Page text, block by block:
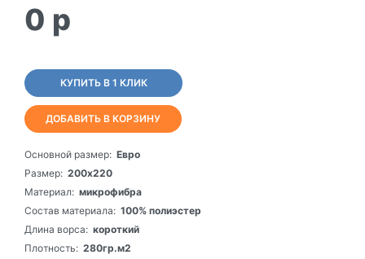
0 p
КУПИТЬ В 1 КЛИК
ДОБАВИТЬ В КОРЗИНУ
Основной размер: Евро
Размер: 200х220
Материал: микрофибра
Состав материала: 100% полиэстер
Длина ворса: короткий
Плотность: 280гр.м2